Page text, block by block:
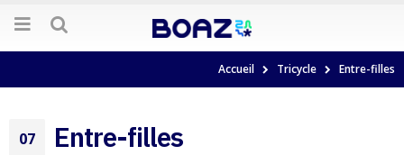
Accueil Tricycle Entre-filles
07 Entre-filles